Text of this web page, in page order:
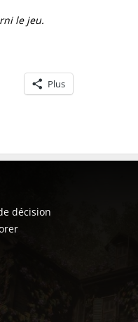
le jeu.
Plus
décision